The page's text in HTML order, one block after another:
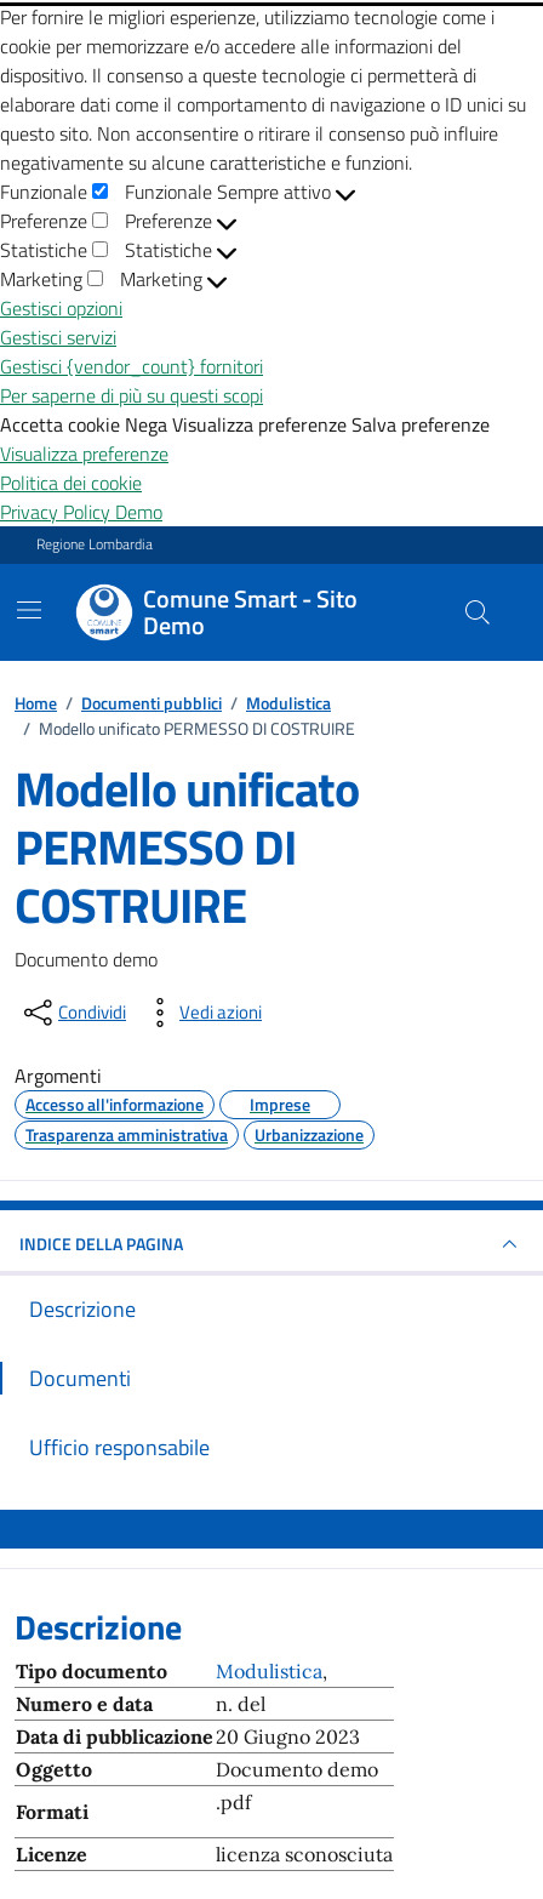
Per fornire le migliori esperienze, utilizziamo tecnologie come i
cookie per memorizzare e/o accedere alle informazioni del
dispositivo. Il consenso a queste tecnologie ci permetterà di
elaborare dati come il comportamento di navigazione o ID unici su
questo sito. Non acconsentire o ritirare il consenso può influire
negativamente su alcune caratteristiche e funzioni.
Funzionale
FunzionaleSempre attivo
Preferenze
Preferenze
Statistiche
Statistiche
Marketing
Marketing
Gestisci opzioni
Gestisci servizi
Gestisci {vendor_count} fornitori
Per saperne di più su questi scopi
Accetta cookie NegaVisualizza preferenzeSalva preferenze
Visualizza preferenze
Politica dei cookie
Privacy Policy Demo
Vai ai contenuti
Vai al footer
Regione Lombardia
Comune Smart - Sito
Demo
Home / Documenti pubblici / Modulistica
/ Modello unificato PERMESSO DI COSTRUIRE
Modello unificato
PERMESSO DI
COSTRUIRE
Dettagli del documento
Documento demo
Condividi Vedi azioni
Argomenti
Accesso all'informazione
Imprese
Trasparenza amministrativa
Urbanizzazione
INDICE DELLA PAGINA
Descrizione
Documenti
Ufficio responsabile
Descrizione
Tipo documento Modulistica,
Numero e data
n. del
Data di pubblicazione 20 Giugno 2023
Oggetto
Documento demo
Formati
.pdf
Licenze licenza sconosciuta